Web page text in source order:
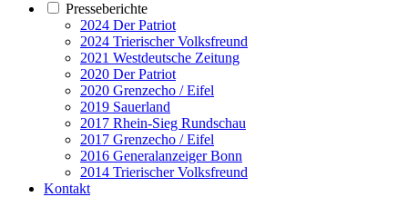
Presseberichte
2024 Der Patriot
2024 Trierischer Volksfreund
2021 Westdeutsche Zeitung
2020 Der Patriot
2020 Grenzecho / Eifel
2019 Sauerland
2017 Rhein-Sieg Rundschau
2017 Grenzecho / Eifel
2016 Generalanzeiger Bonn
2014 Trierischer Volksfreund
Kontakt